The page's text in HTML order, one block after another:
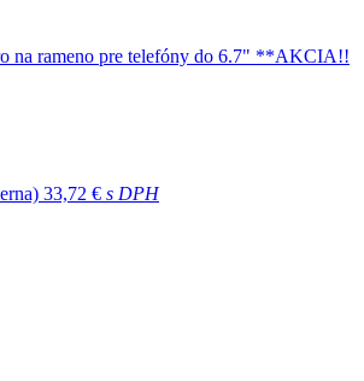
na rameno pre telefóny do 6.7" **AKCIA!!
33,72 € s DPH